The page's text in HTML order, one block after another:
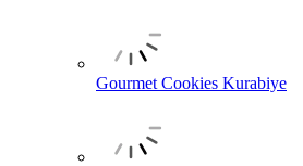
Gourmet Cookies Kurabiye